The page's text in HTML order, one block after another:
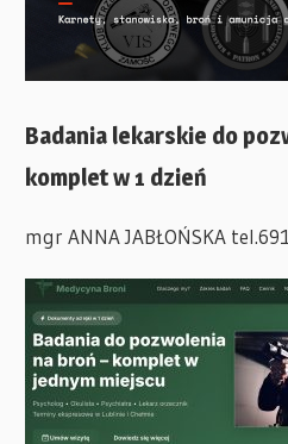
Badania lekarskie do
komplet w 1 dzień
mgr ANNA JABŁOŃSKA